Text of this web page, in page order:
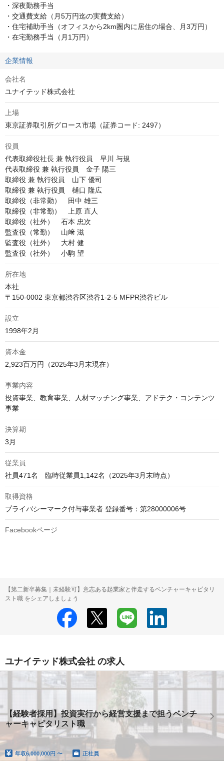
・深夜勤務手当
・交通費支給（月5万円迄の実費支給）
・住宅補助手当（オフィスから2km圏内に居住の場合、月3万円）
・在宅勤務手当（月1万円）
企業情報
会社名
ユナイテッド株式会社
上場
東京証券取引所グロース市場（証券コード: 2497）
役員
代表取締役社長 兼 執行役員　早川 与規
代表取締役 兼 執行役員　金子 陽三
取締役 兼 執行役員　山下 優司
取締役 兼 執行役員　樋口 隆広
取締役（非常勤）　田中 雄三
取締役（非常勤）　上原 直人
取締役（社外）　石本 忠次
監査役（常勤）　山﨑 滋
監査役（社外）　大村 健
監査役（社外）　小駒 望
所在地
本社
〒150-0002 東京都渋谷区渋谷1-2-5 MFPR渋谷ビル
設立
1998年2月
資本金
2,923百万円（2025年3月末現在）
事業内容
投資事業、教育事業、人材マッチング事業、アドテク・コンテンツ
事業
決算期
3月
従業員
社員471名　臨時従業員1,142名（2025年3月末時点）
取得資格
プライバシーマーク付与事業者 登録番号：第28000006号
Facebookページ
【第二新卒募集｜未経験可】意志ある起業家と伴走するベンチャーキャピタリ
スト職 をシェアしましょう
ユナイテッド株式会社 の求人
【経験者採用】投資実行から経営支援まで担うベンチ
ャーキャピタリスト職
年収6,000,000円 〜 正社員